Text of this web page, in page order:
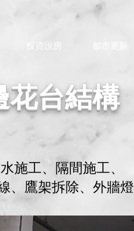
投資說房
台結構
施工、隔間施工、
、鷹架拆除、外牆燈